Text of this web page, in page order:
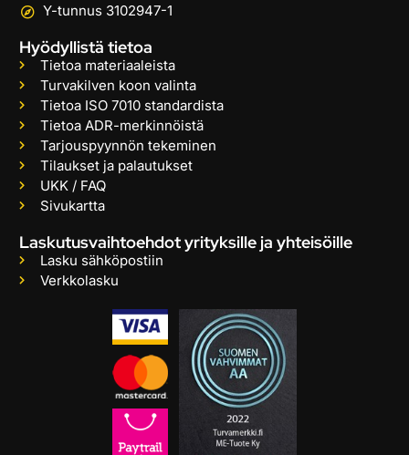
Y-tunnus 3102947-1
Hyödyllistä tietoa
Tietoa materiaaleista
Turvakilven koon valinta
Tietoa ISO 7010 standardista
Tietoa ADR-merkinnöistä
Tarjouspyynnön tekeminen
Tilaukset ja palautukset
UKK / FAQ
Sivukartta
Laskutusvaihtoehdot yrityksille ja yhteisöille
Lasku sähköpostiin
Verkkolasku